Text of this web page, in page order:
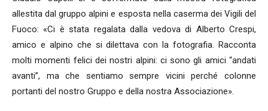
allestita dal gruppo alpini e esposta nella caserma dei Vigili del
Fuoco: «Ci è stata regalata dalla vedova di Alberto Crespi,
amico e alpino che si dilettava con la fotografia. Racconta
molti momenti felici dei nostri alpini: ci sono gli amici “andati
avanti”, ma che sentiamo sempre vicini perché colonne
portanti del nostro Gruppo e della nostra Associazione».